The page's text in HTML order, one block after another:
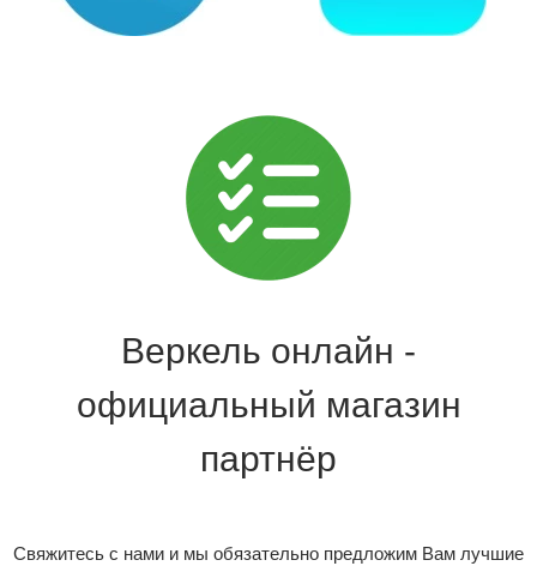
Веркель онлайн -
официальный магазин
партнёр
Свяжитесь с нами и мы обязательно предложим Вам лучшие